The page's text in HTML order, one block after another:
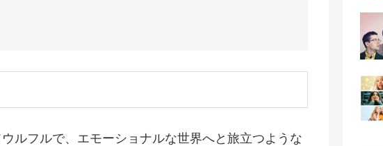
ルフルで、エモーショナルな世界へと旅立つような